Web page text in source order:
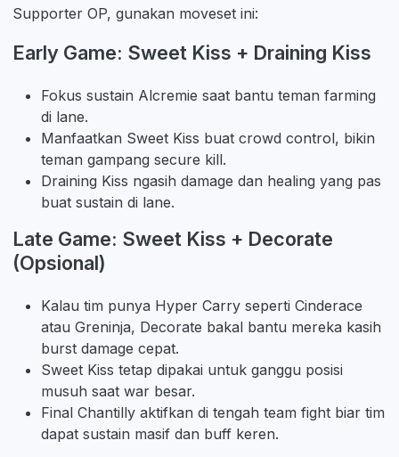
Supporter OP, gunakan moveset ini:
Early Game: Sweet Kiss + Draining Kiss
Fokus sustain Alcremie saat bantu teman farming
di lane.
Manfaatkan Sweet Kiss buat crowd control, bikin
teman gampang secure kill.
Draining Kiss ngasih damage dan healing yang pas
buat sustain di lane.
Late Game: Sweet Kiss + Decorate
(Opsional)
Kalau tim punya Hyper Carry seperti Cinderace
atau Greninja, Decorate bakal bantu mereka kasih
burst damage cepat.
Sweet Kiss tetap dipakai untuk ganggu posisi
musuh saat war besar.
Final Chantilly aktifkan di tengah team fight biar tim
dapat sustain masif dan buff keren.